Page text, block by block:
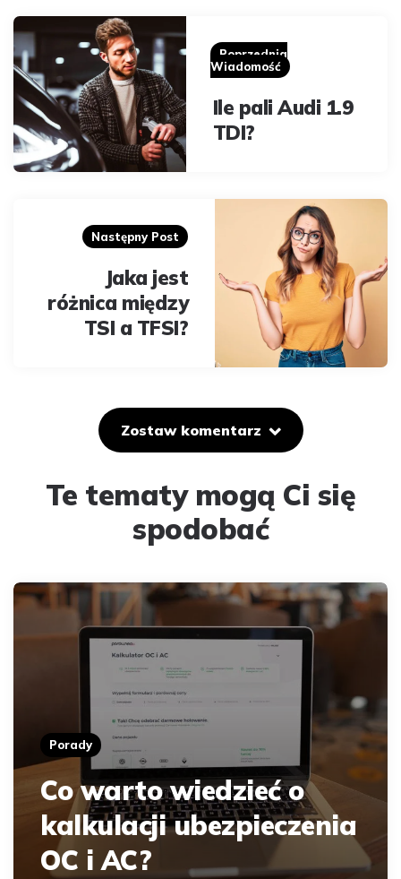
Post
navigation
Poprzednia
Wiadomość
Ile pali Audi 1.9
TDI?
Następny Post
Jaka jest
różnica między
TSI a TFSI?
Zostaw komentarz
Te tematy mogą Ci się
spodobać
Porady
Co warto wiedzieć o
kalkulacji ubezpieczenia
OC i AC?